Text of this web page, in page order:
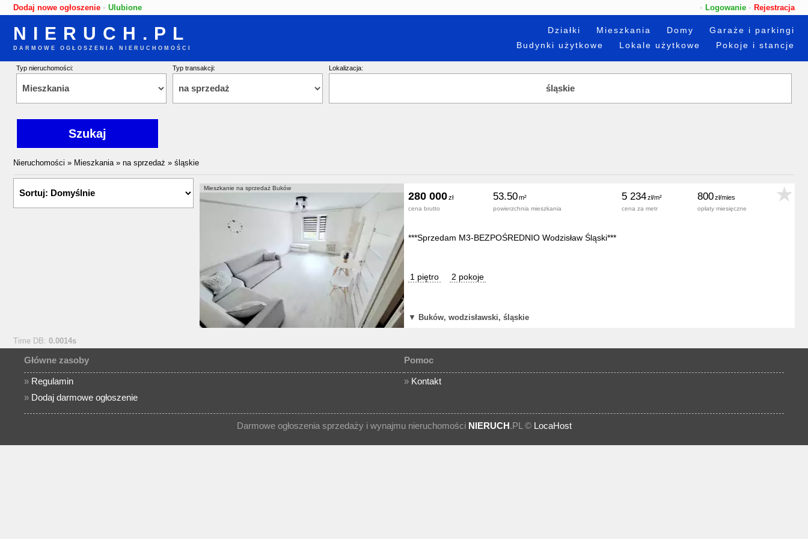
Dodaj nowe ogłoszenie • Ulubione • Logowanie • Rejestracja
NIERUCH.PL
DARMOWE OGŁOSZENIA NIERUCHOMOŚCI
Działki Mieszkania Domy
Garaże i parkingi
Budynki użytkowe
Lokale użytkowe Pokoje i stancje
Typ nieruchomości: Typ transakcji: Lokalizacja:
Nieruchomości » Mieszkania » na sprzedaż » śląskie
Mieszkanie na sprzedaż Buków
280 000
cena brutto
53.50
powierzchnia mieszkania
5 234
cena za metr
800
opłaty miesięczne
***Sprzedam M3-BEZPOŚREDNIO Wodzisław Śląski***
1 piętro 2 pokoje
▼ Buków, wodzisławski, śląskie
Time DB: 0.0014s
Główne zasoby
» Regulamin
» Dodaj darmowe ogłoszenie
Pomoc
» Kontakt
Darmowe ogłoszenia sprzedaży i wynajmu nieruchomości NIERUCH.PL © LocaHost